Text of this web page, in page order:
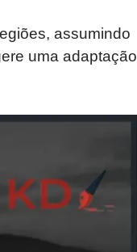
assumindo
uma adaptação